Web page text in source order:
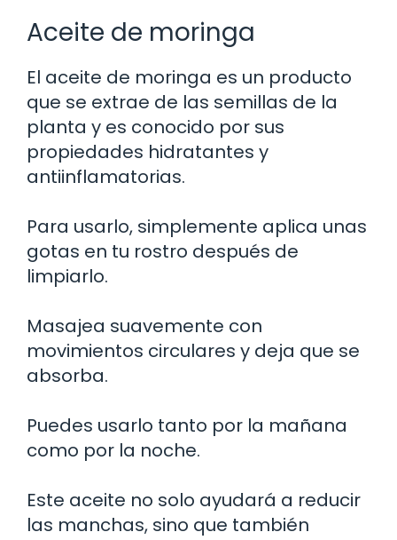
Aceite de moringa
El aceite de moringa es un producto
que se extrae de las semillas de la
planta y es conocido por sus
propiedades hidratantes y
antiinflamatorias.
Para usarlo, simplemente aplica unas
gotas en tu rostro después de
limpiarlo.
Masajea suavemente con
movimientos circulares y deja que se
absorba.
Puedes usarlo tanto por la mañana
como por la noche.
Este aceite no solo ayudará a reducir
las manchas, sino que también